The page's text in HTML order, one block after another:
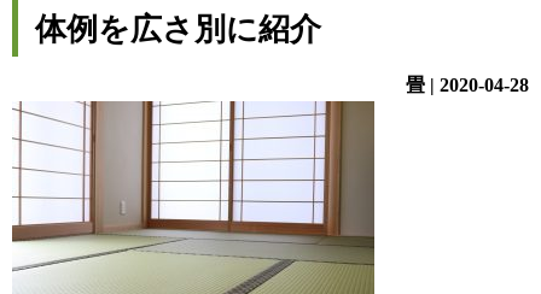
体例を広さ別に紹介
畳 | 2020-04-28